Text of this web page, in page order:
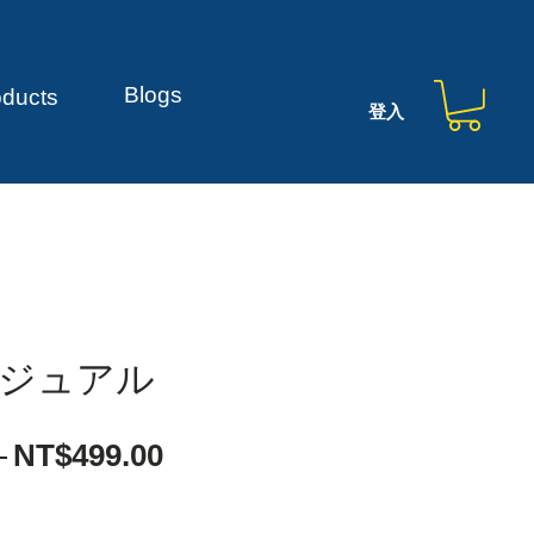
登入
Blogs
ュアル
一
NT$499.00促